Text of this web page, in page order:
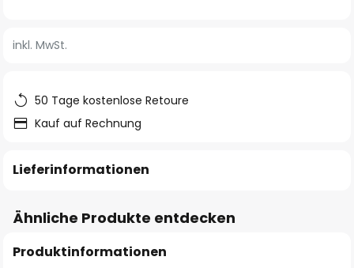
springen
inkl. MwSt.
50 Tage kostenlose Retoure
Kauf auf Rechnung
Lieferinformationen
Ähnliche Produkte entdecken
Produktinformationen